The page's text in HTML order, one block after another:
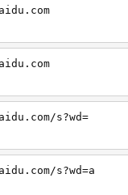
s?wd=
s?wd=a